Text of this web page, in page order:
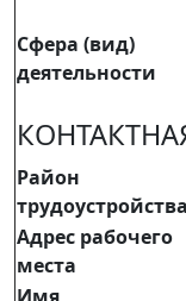
Сфера (вид)
деятельности
Район
трудоустройства
Адрес рабочего
места